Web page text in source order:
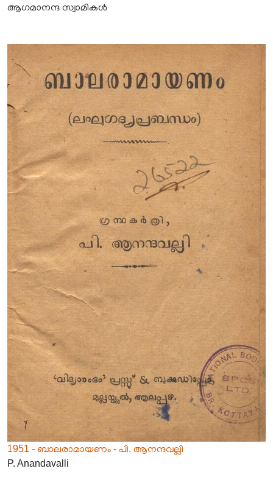
ആഗമാനന്ദ സ്വാമികൾ
1951 - ബാലരാമായണം - പി. ആനന്ദവല്ലി
P. Anandavalli